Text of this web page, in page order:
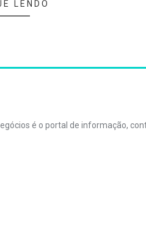
LENDO
é o portal de informação,